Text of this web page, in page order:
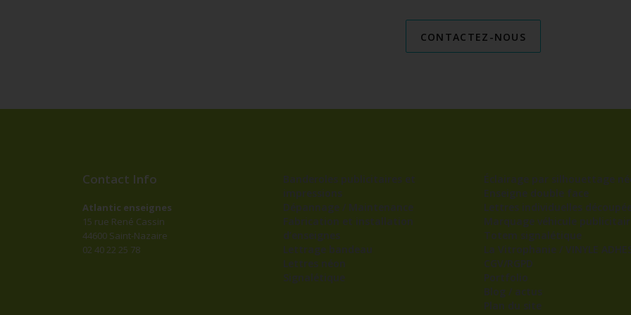
CONTACTEZ-NOUS
Contact Info
Atlantic enseignes
15 rue René Cassin
44600 Saint-Nazaire
02 40 22 25 78
Banderoles publicitaires et
impressions
Dépannage / Maintenance
Fabrication et installation
d’enseignes
Lettrage bandeau
Lettres néon
Signalétique
Éclairage par silhouettage
Enseigne double face
Lettres individuelles
Marquage véhicule
Totem signalétique
La Vitrophanie / VINYLE
CGV/RGPD
Portfolio
Blog / actus
Plan du site